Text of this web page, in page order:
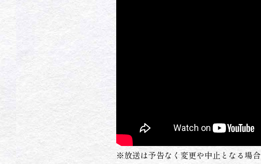
※放送は予告なく変更や中止となる場